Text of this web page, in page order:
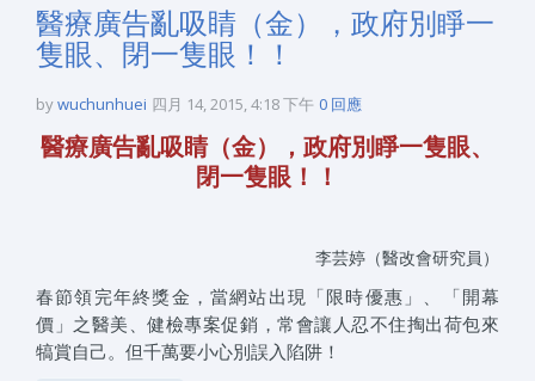
醫療廣告亂吸睛（金），政府別睜一
隻眼、閉一隻眼！！
bywuchunhuei 四月 14, 2015, 4:18 下午 0 回應
醫療廣告亂吸睛（金），政府別睜一隻眼、
閉一隻眼！！
李芸婷（醫改會研究員）
春節領完年終獎金，當網站出現「限時優惠」、「開幕
價」之醫美、健檢專案促銷，常會讓人忍不住掏出荷包來
犒賞自己。但千萬要小心別誤入陷阱！